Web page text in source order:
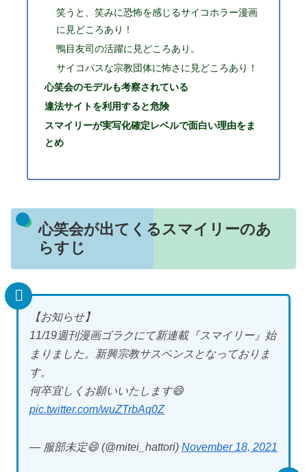
笑うと、笑みに恐怖を感じるサイコホラー漫画
に見どころあり！
鴨目友司の活躍に見どころあり。
サイコパスな宗教団体に怖さに見どころあり！
心笑会のモデルも考察されている
違法サイトを利用すると危険
スマイリーが実写化確定レベルで面白い理由をま
とめ
心笑会が出てくるスマイリーのあ
らすじ
【お知らせ】
11/19週刊漫画ゴラクにて新連載『スマイリー』始
まりました。新興宗教サスペンスとなっておりま
す。
何卒宜しくお願いいたします😄
pic.twitter.com/wuZTrbAq0Z
— 服部未定😄 (@mitei_hattori) November 18, 2021